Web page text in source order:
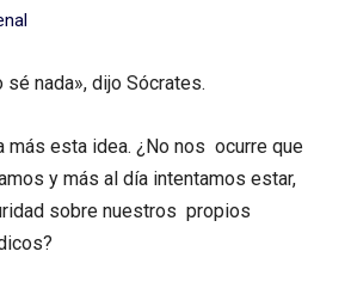
sé nada», dijo Sócrates.
más esta idea. ¿No nos ocurre que
y más al día intentamos estar,
sobre nuestros propios